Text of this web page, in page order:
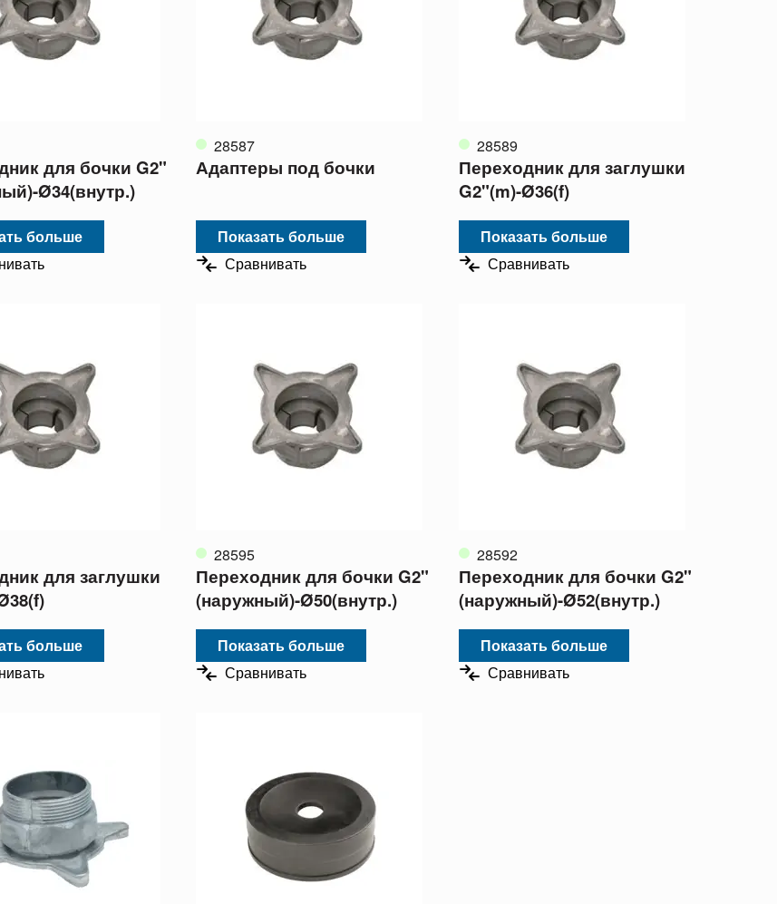
для бочки G2"
Ø34(внутр.)
больше
28587
Адаптеры под бочки
Показать больше
Сравнивать
28589
Переходник для заглушки
G2"(m)-Ø36(f)
Показать больше
Сравнивать
для заглушки
больше
28595
Переходник для бочки G2"
(наружный)-Ø50(внутр.)
Показать больше
Сравнивать
28592
Переходник для бочки G2"
(наружный)-Ø52(внутр.)
Показать больше
Сравнивать